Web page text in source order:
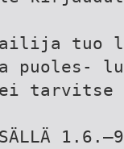
tuo
puoles-
ei